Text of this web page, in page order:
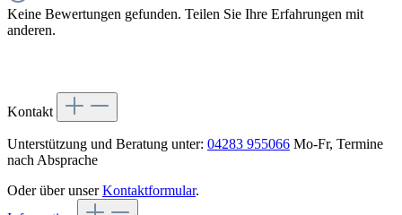
Keine Bewertungen gefunden. Teilen Sie Ihre Erfahrungen mit
anderen.
Kontakt
Unterstützung und Beratung unter: 04283 955066 Mo-Fr, Termine
nach Absprache
Oder über unserKontaktformular.